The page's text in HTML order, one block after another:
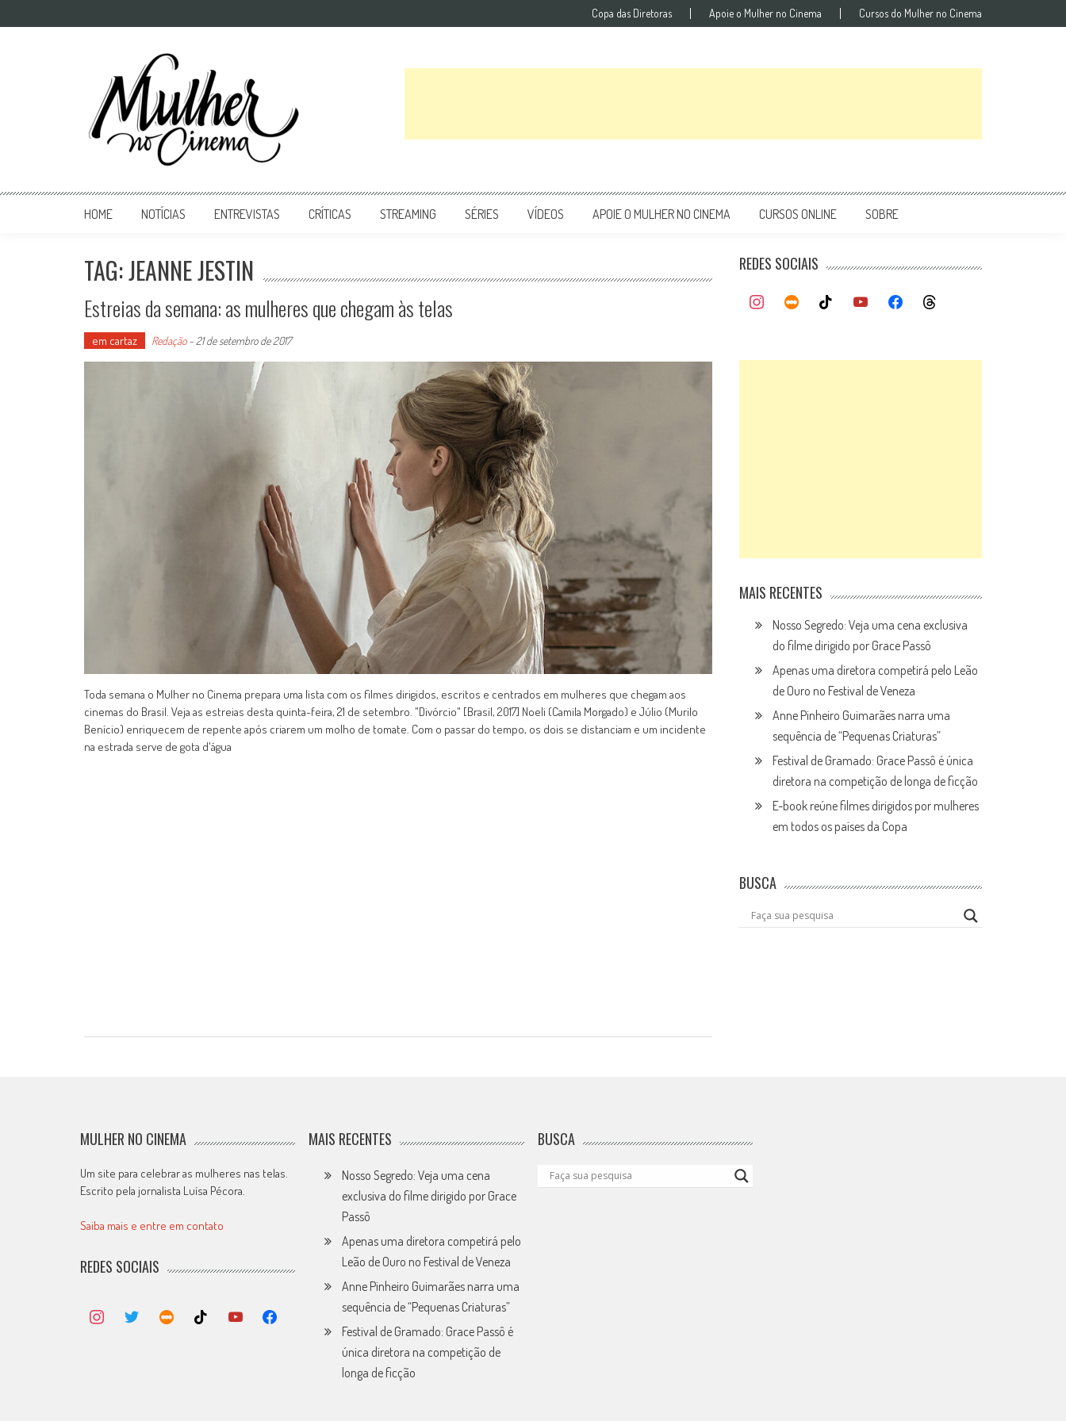
Copa das Diretoras Apoie o Mulher no Cinema Cursos do Mulher no Cinema
Mulher no Cinema
HOME NOTÍCIAS ENTREVISTAS CRÍTICAS STREAMING SÉRIES VÍDEOS APOIE O MULHER NO CINEMA CURSOS ONLINE SOBRE
TAG: JEANNE JESTIN
Estreias da semana: as mulheres que chegam às telas
em cartaz Redação- 21 de setembro de 2017
Toda semana o Mulher no Cinema prepara uma lista com os filmes dirigidos, escritos e centrados em mulheres que chegam aos
cinemas do Brasil. Veja as estreias desta quinta-feira, 21 de setembro. "Divórcio" [Brasil, 2017] Noeli (Camila Morgado) e Júlio (Murilo
Benício) enriquecem de repente após criarem um molho de tomate. Com o passar do tempo, os dois se distanciam e um incidente
na estrada serve de gota d'água
REDES SOCIAIS
MAIS RECENTES
Nosso Segredo: Veja uma cena exclusiva
do filme dirigido por Grace Passô
Apenas uma diretora competirá pelo Leão
de Ouro no Festival de Veneza
Anne Pinheiro Guimarães narra uma
sequência de “Pequenas Criaturas”
Festival de Gramado: Grace Passô é única
diretora na competição de longa de ficção
E-book reúne filmes dirigidos por mulheres
em todos os países da Copa
BUSCA
MULHER NO CINEMA
Um site para celebrar as mulheres nas telas.
Escrito pela jornalista Luísa Pécora.
Saiba mais e entre em contato
REDES SOCIAIS
MAIS RECENTES
Nosso Segredo: Veja uma cena
exclusiva do filme dirigido por Grace
Passô
Apenas uma diretora competirá pelo
Leão de Ouro no Festival de Veneza
Anne Pinheiro Guimarães narra uma
sequência de “Pequenas Criaturas”
Festival de Gramado: Grace Passô é
única diretora na competição de
longa de ficção
BUSCA